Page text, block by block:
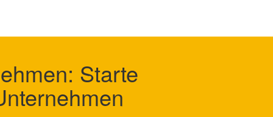
Starte